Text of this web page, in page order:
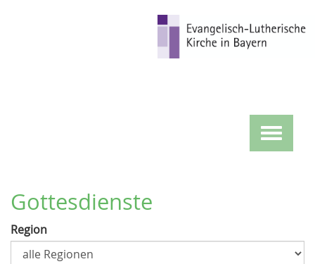
zum
Inhalt
Toggle
Gottesdienste
Region